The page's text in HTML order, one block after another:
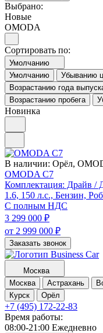
Выбрано:
Новые
OMODA
Сортировать по:
Умолчанию
Умолчанию
Убыванию
Возрастанию года
Возрастанию пробега
Новинка
В наличии: Орёл,
OMODA C7
Комплектация: Драйв /
1.6, 150 л.с., Бензин,
С полным НДС
3 299 000 ₽
от 2 999 000 ₽
Заказать звонок
Москва
Москва
Астрахань
Курск
Орёл
+7 (495) 172-22-83
Время работы:
08:00-21:00 Ежедневно